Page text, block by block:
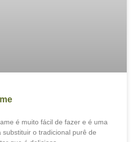
é muito fácil de fazer e é uma
substituir o tradicional purê de